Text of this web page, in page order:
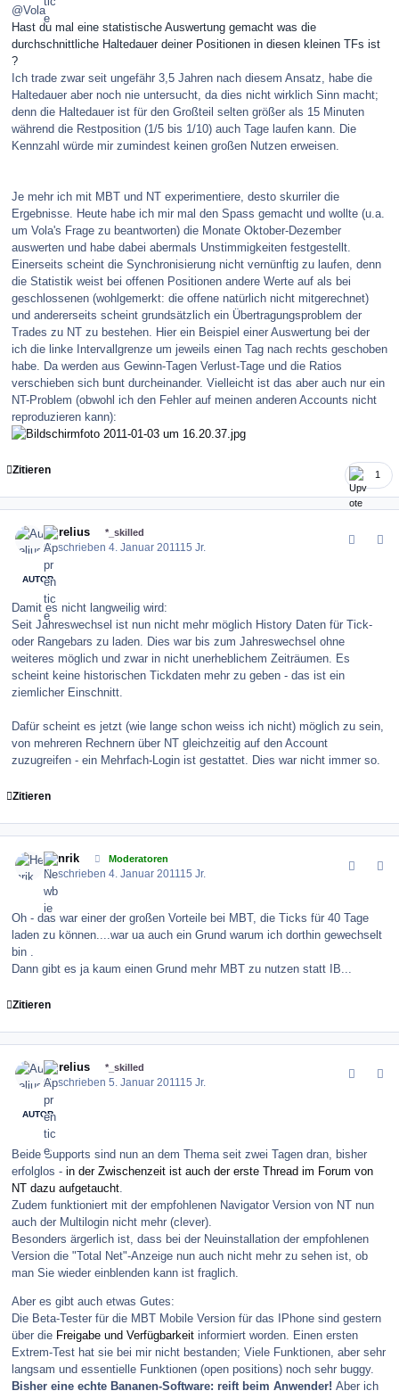
@Vola
Hast du mal eine statistische Auswertung gemacht was die
durchschnittliche Haltedauer deiner Positionen in diesen kleinen TFs ist
?
Ich trade zwar seit ungefähr 3,5 Jahren nach diesem Ansatz, habe die
Haltedauer aber noch nie untersucht, da dies nicht wirklich Sinn macht;
denn die Haltedauer ist für den Großteil selten größer als 15 Minuten
während die Restposition (1/5 bis 1/10) auch Tage laufen kann. Die
Kennzahl würde mir zumindest keinen großen Nutzen erweisen.
Je mehr ich mit MBT und NT experimentiere, desto skurriler die
Ergebnisse. Heute habe ich mir mal den Spass gemacht und wollte (u.a.
um Vola's Frage zu beantworten) die Monate Oktober-Dezember
auswerten und habe dabei abermals Unstimmigkeiten festgestellt.
Einerseits scheint die Synchronisierung nicht vernünftig zu laufen, denn
die Statistik weist bei offenen Positionen andere Werte auf als bei
geschlossenen (wohlgemerkt: die offene natürlich nicht mitgerechnet)
und andererseits scheint grundsätzlich ein Übertragungsproblem der
Trades zu NT zu bestehen. Hier ein Beispiel einer Auswertung bei der
ich die linke Intervallgrenze um jeweils einen Tag nach rechts geschoben
habe. Da werden aus Gewinn-Tagen Verlust-Tage und die Ratios
verschieben sich bunt durcheinander. Vielleicht ist das aber auch nur ein
NT-Problem (obwohl ich den Fehler auf meinen anderen Accounts nicht
reproduzieren kann):
Zitieren 1
Aurelius *_skilled
Geschrieben4. Januar 2011 15 Jr.
AUTOR
Damit es nicht langweilig wird:
Seit Jahreswechsel ist nun nicht mehr möglich History Daten für Tick-
oder Rangebars zu laden. Dies war bis zum Jahreswechsel ohne
weiteres möglich und zwar in nicht unerheblichem Zeiträumen. Es
scheint keine historischen Tickdaten mehr zu geben - das ist ein
ziemlicher Einschnitt.
Dafür scheint es jetzt (wie lange schon weiss ich nicht) möglich zu sein,
von mehreren Rechnern über NT gleichzeitig auf den Account
zuzugreifen - ein Mehrfach-Login ist gestattet. Dies war nicht immer so.
Zitieren
Henrik Moderatoren
Geschrieben4. Januar 2011 15 Jr.
Oh - das war einer der großen Vorteile bei MBT, die Ticks für 40 Tage
laden zu können....war ua auch ein Grund warum ich dorthin gewechselt
bin .
Dann gibt es ja kaum einen Grund mehr MBT zu nutzen statt IB...
Zitieren
Aurelius *_skilled
Geschrieben5. Januar 2011 15 Jr.
AUTOR
Beide Supports sind nun an dem Thema seit zwei Tagen dran, bisher
erfolglos - in der Zwischenzeit ist auch der erste Thread im Forum von
NT dazu aufgetaucht
Zudem funktioniert mit der empfohlenen Navigator Version von NT nun
auch der Multilogin nicht mehr (clever).
Besonders ärgerlich ist, dass bei der Neuinstallation der empfohlenen
Version die "Total Net"-Anzeige nun auch nicht mehr zu sehen ist, ob
man Sie wieder einblenden kann ist fraglich.
Aber es gibt auch etwas Gutes:
Die Beta-Tester für die MBT Mobile Version für das IPhone sind gestern
über die Freigabe und Verfügbarkeit informiert worden. Einen ersten
Extrem-Test hat sie bei mir nicht bestanden; Viele Funktionen, aber sehr
langsam und essentielle Funktionen (open positions) noch sehr buggy.
Bisher eine echte Bananen-Software: reift beim Anwender! Aber ich